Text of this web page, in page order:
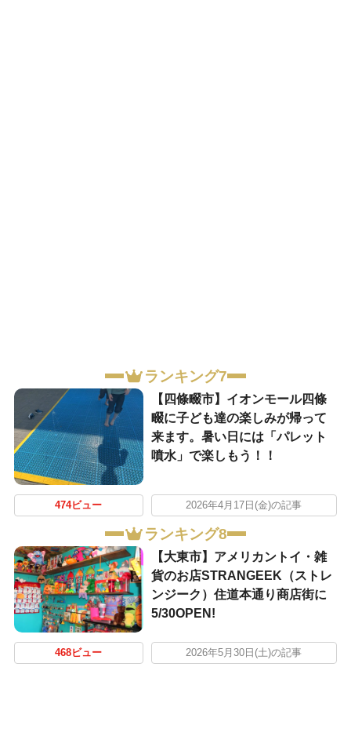
ランキング7
【四條畷市】イオンモール四條
畷に子ども達の楽しみが帰って
来ます。暑い日には「パレット
噴水」で楽しもう！！
474ビュー 2026年4月17日(金)の記事
ランキング8
【大東市】アメリカントイ・雑
貨のお店STRANGEEK（ストレ
ンジーク）住道本通り商店街に
5/30OPEN!
468ビュー 2026年5月30日(土)の記事